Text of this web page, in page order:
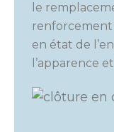
le
en état de
l’apparence